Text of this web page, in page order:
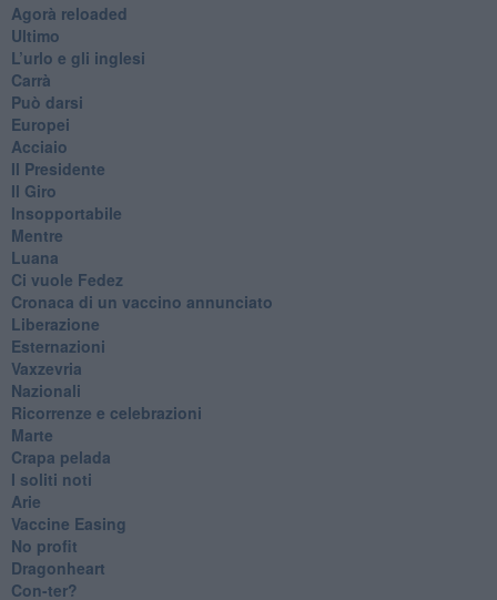
​Agorà reloaded
Ultimo
​L’urlo e gli inglesi
Carrà
Può darsi
Europei
Acciaio
Il Presidente
​Il Giro
Insopportabile
​Mentre
Luana
​Ci vuole Fedez
​Cronaca di un vaccino annunciato
​Liberazione
Esternazioni
Vaxzevria
Nazionali
​Ricorrenze e celebrazioni
Marte
​Crapa pelada
​I soliti noti
Arie
​Vaccine Easing
No profit
Dragonheart
Con-ter?